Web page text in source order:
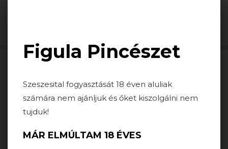
PROFIL
Törzsvásárló
Figula Pincészet
Szeszesital fogyasztását 18 éven aluliak
számára nem ajánljuk és őket kiszolgálni nem
tujduk!
MÁR ELMÚLTAM 18 ÉVES